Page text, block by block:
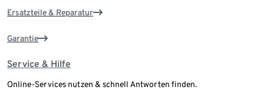
Ersatzteile & Reparatur
Garantie
Service & Hilfe
Online-Services nutzen & schnell Antworten finden.